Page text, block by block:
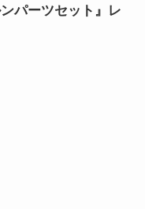
パーツセット』レ